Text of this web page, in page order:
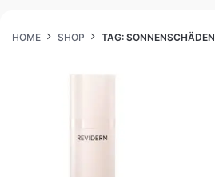
HOME SHOP TAG: SONNENSCHÄDEN